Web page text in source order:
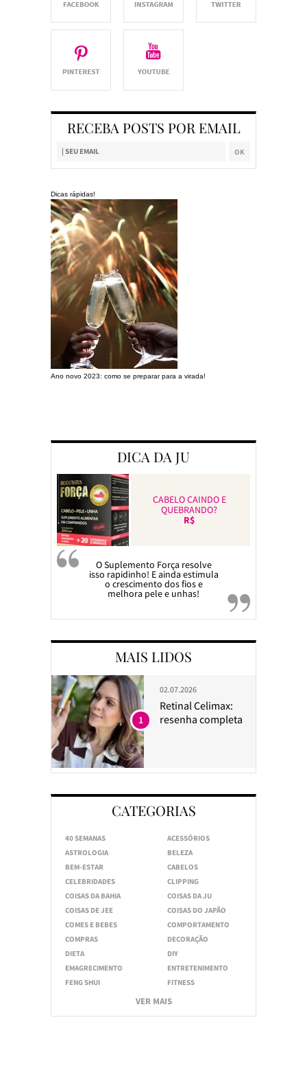
RECEBA POSTS POR EMAIL
Dicas rápidas!
Ano novo 2023: como se preparar para a virada!
DICA DA JU
CABELO CAINDO E
QUEBRANDO?
R$
O Suplemento Força resolve
isso rapidinho! E ainda estimula
o crescimento dos fios e
melhora pele e unhas!
MAIS LIDOS
02.07.2026
Retinal Celimax:
resenha completa
1
CATEGORIAS
40 SEMANAS
ACESSÓRIOS
ASTROLOGIA
BELEZA
BEM-ESTAR
CABELOS
CELEBRIDADES
CLIPPING
COISAS DA BAHIA
COISAS DA JU
COISAS DE JEE
COISAS DO JAPÃO
COMES E BEBES
COMPORTAMENTO
COMPRAS
DECORAÇÃO
DIETA
DIY
EMAGRECIMENTO
ENTRETENIMENTO
FENG SHUI
FITNESS
VER MAIS